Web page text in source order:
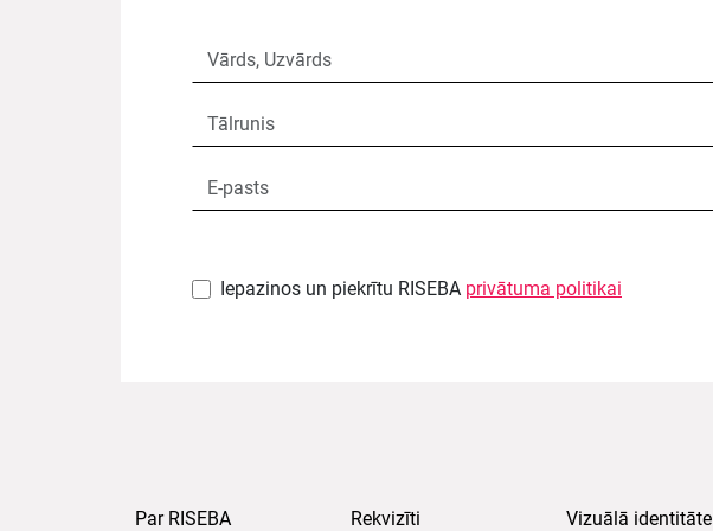
Iepazinos un piekrītu RISEBA privātuma politikai
Par RISEBA Rekvizīti Vizuālā identitāte